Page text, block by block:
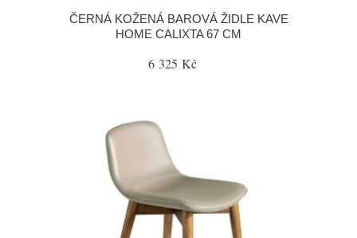
ČERNÁ KOŽENÁ BAROVÁ ŽIDLE KAVE
HOME CALIXTA 67 CM
6 325 Kč